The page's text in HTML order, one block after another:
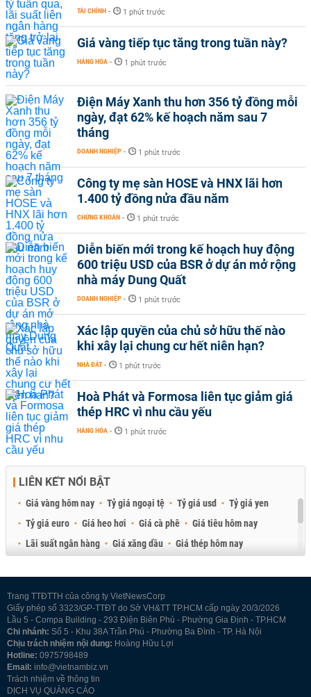
TÀI CHÍNH - 1 phút trước
Giá vàng tiếp tục tăng trong tuần này?
HÀNG HÓA - 1 phút trước
Điện Máy Xanh thu hơn 356 tỷ đồng mỗi
ngày, đạt 62% kế hoạch năm sau 7
tháng
DOANH NGHIỆP - 1 phút trước
Công ty mẹ sàn HOSE và HNX lãi hơn
1.400 tỷ đồng nửa đầu năm
CHỨNG KHOÁN - 1 phút trước
Diễn biến mới trong kế hoạch huy động
600 triệu USD của BSR ở dự án mở rộng
nhà máy Dung Quất
DOANH NGHIỆP - 1 phút trước
Xác lập quyền của chủ sở hữu thế nào
khi xây lại chung cư hết niên hạn?
NHÀ ĐẤT - 1 phút trước
Hoà Phát và Formosa liên tục giảm giá
thép HRC vì nhu cầu yếu
HÀNG HÓA - 1 phút trước
LIÊN KẾT NỔI BẬT
Giá vàng hôm nay Tỷ giá ngoại tệ Tỷ giá usd
Tỷ giá yen
Tỷ giá euro
Giá heo hơi Giá cà phê
Giá tiêu hôm nay
Lãi suất ngân hàng
Giá xăng dầu
Giá thép hôm nay
Trang TTĐTTH của công ty VietNewsCorp
Giấy phép số 3323/GP-TTĐT do Sở VH&TT TP.HCM cấp ngày 20/3/2026
Lầu 5 - Compa Building - 293 Điện Biên Phủ - Phường Gia Định - TP.HCM
Chi nhánh: Số 5 - Khu 38A Trần Phú - Phường Ba Đình - TP. Hà Nội
Chịu trách nhiệm nội dung: Hoàng Hữu Lợi
Hotline: 0975798489
Email: info@vietnambiz.vn
Trách nhiệm về thông tin
DỊCH VỤ QUẢNG CÁO